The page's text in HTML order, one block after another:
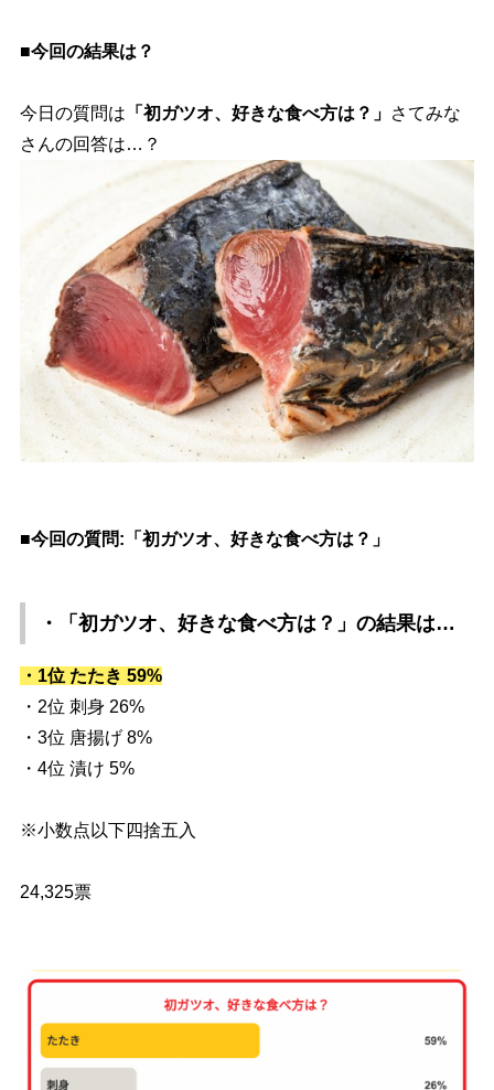
■今回の結果は？
今日の質問は 「初ガツオ、好きな食べ方は？」 さてみな
さんの回答は…？
■今回の質問:「初ガツオ、好きな食べ方は？」
・「初ガツオ、好きな食べ方は？」 の結果は…
・1位 たたき 59%
・2位 刺身 26%
・3位 唐揚げ 8%
・4位 漬け 5%
※小数点以下四捨五入
24,325票